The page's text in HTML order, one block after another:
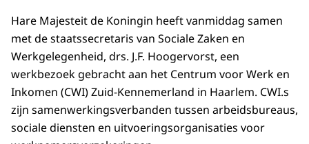
Hare Majesteit de Koningin heeft vanmiddag samen
met de staatssecretaris van Sociale Zaken en
Werkgelegenheid, drs. J.F. Hoogervorst, een
werkbezoek gebracht aan het Centrum voor Werk en
Inkomen (CWI) Zuid-Kennemerland in Haarlem. CWI.s
zijn samenwerkingsverbanden tussen arbeidsbureaus,
sociale diensten en uitvoeringsorganisaties voor